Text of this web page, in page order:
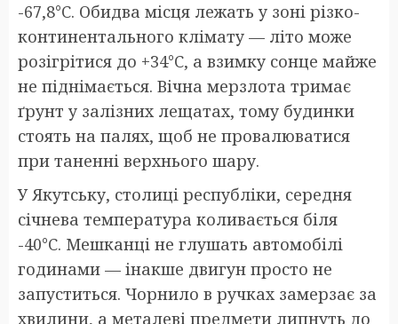
-67,8°C. Обидва місця лежать у зоні різко-
континентального клімату — літо може
розігрітися до +34°C, а взимку сонце майже
не піднімається. Вічна мерзлота тримає
ґрунт у залізних лещатах, тому будинки
стоять на палях, щоб не провалюватися
при таненні верхнього шару.
У Якутську, столиці республіки, середня
січнева температура коливається біля
-40°C. Мешканці не глушать автомобілі
годинами — інакше двигун просто не
запуститься. Чорнило в ручках замерзає за
хвилини, а металеві предмети липнуть до